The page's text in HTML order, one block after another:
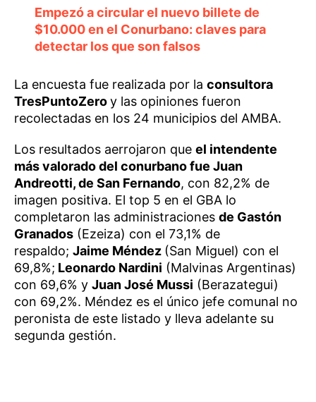
Empezó a circular el nuevo billete de
$10.000 en el Conurbano: claves para
detectar los que son falsos
La encuesta fue realizada por la consultora
TresPuntoZeroy las opiniones fueron
recolectadas en los 24 municipios del AMBA.
Los resultados aerrojaron que el intendente
más valorado del conurbano fue Juan
Andreotti, de San Fernando, con 82,2% de
imagen positiva. El top 5 en el GBA lo
completaron las administraciones de Gastón
Granados (Ezeiza) con el 73,1% de
respaldo; Jaime Méndez (San Miguel) con el
69,8%; Leonardo Nardini (Malvinas Argentinas)
con 69,6% y Juan José Mussi (Berazategui)
con 69,2%. Méndez es el único jefe comunal no
peronista de este listado y lleva adelante su
segunda gestión.